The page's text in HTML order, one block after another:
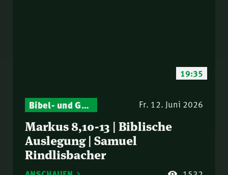
19:35
Bibel- und Gebetsstunde – Jeden Donnerstag neu: Vers-für-Vers-Auslegungen Fr. 12. Juni 2026
Markus 8,10-13 | Biblische
Auslegung | Samuel
Rindlisbacher